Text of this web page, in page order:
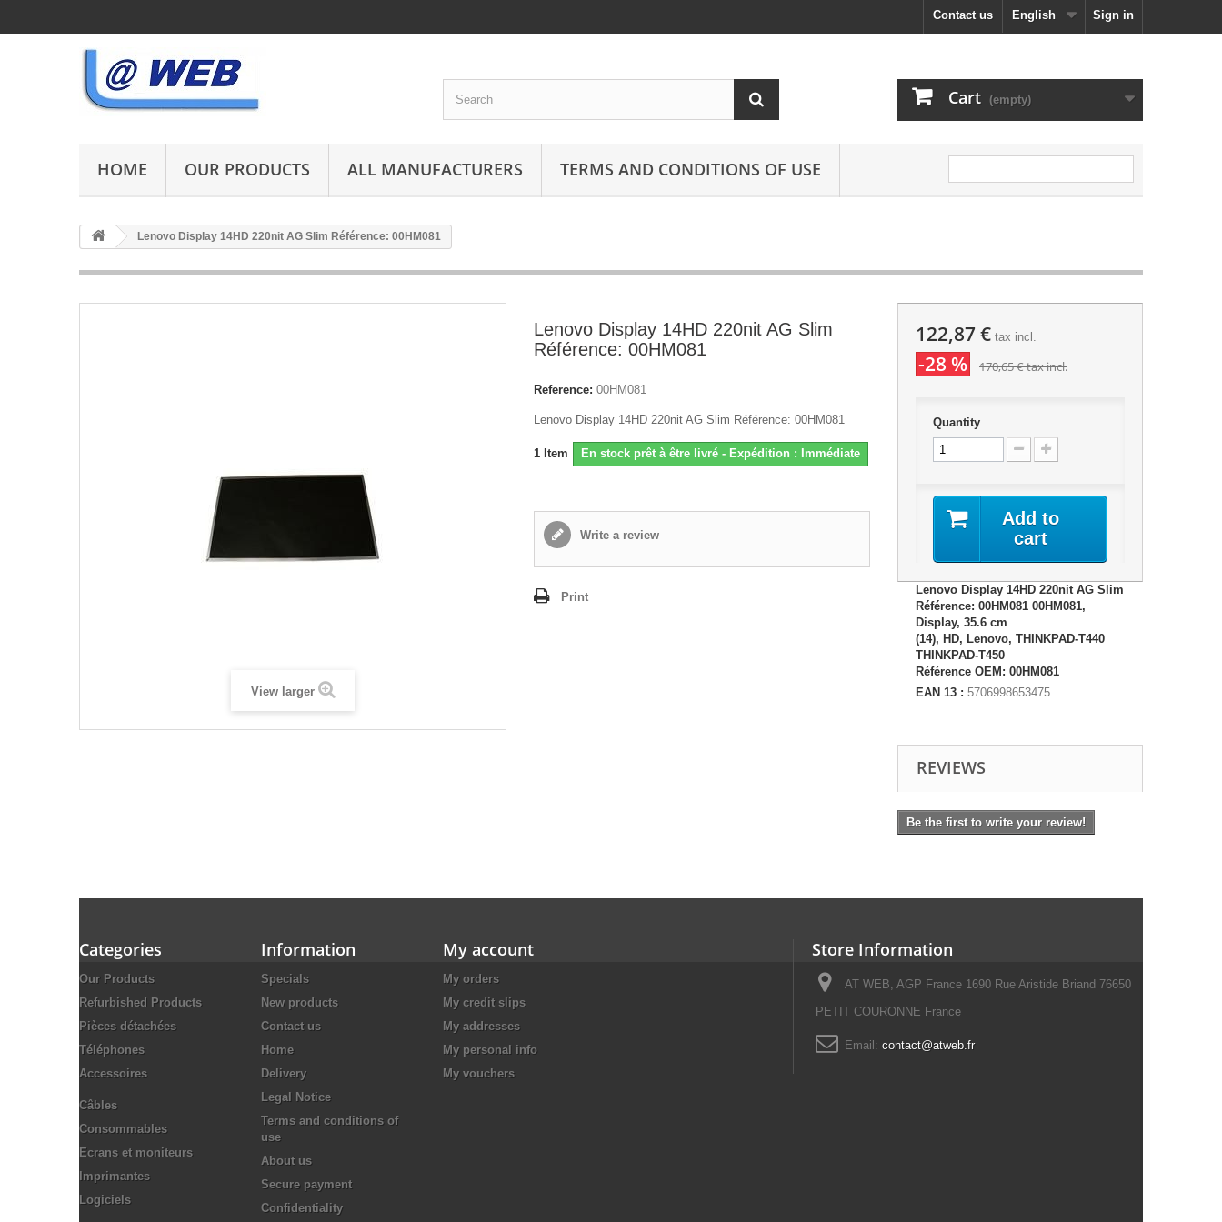
Sign in
English
Contact us
Cart (empty)
HOME OUR PRODUCTS ALL MANUFACTURERS TERMS AND CONDITIONS OF USE
Lenovo Display 14HD 220nit AG Slim Référence: 00HM081
View larger
Lenovo Display 14HD 220nit AG Slim
Référence: 00HM081
Reference: 00HM081
Lenovo Display 14HD 220nit AG Slim Référence: 00HM081
1 Item En stock prêt à être livré - Expédition : Immédiate
Write a review
Print
122,87 €tax incl.
-28 % 170,65 €tax incl.
Quantity
Add to
cart
Lenovo Display 14HD 220nit AG Slim
Référence: 00HM081 00HM081,
Display, 35.6 cm
(14), HD, Lenovo, THINKPAD-T440
THINKPAD-T450
Référence OEM: 00HM081
EAN 13 : 5706998653475
REVIEWS
Be the first to write your review!
Categories
Our Products
Refurbished Products
Pièces détachées
Téléphones
Accessoires
Câbles
Consommables
Ecrans et moniteurs
Imprimantes
Logiciels
Information
Specials
New products
Contact us
Home
Delivery
Legal Notice
Terms and conditions of
use
About us
Secure payment
Confidentiality
My account
My orders
My credit slips
My addresses
My personal info
My vouchers
Store Information
AT WEB, AGP France 1690 Rue Aristide Briand 76650
PETIT COURONNE France
Email: contact@atweb.fr